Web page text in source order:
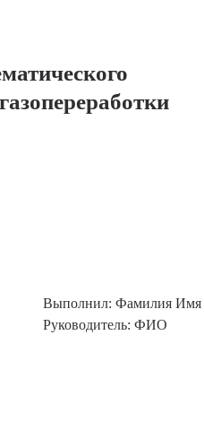
Выполнил: Фамилия Имя
Руководитель: ФИО